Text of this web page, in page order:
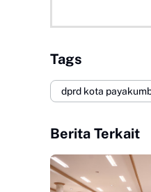
Tags
dprd kota
Berita Terkait